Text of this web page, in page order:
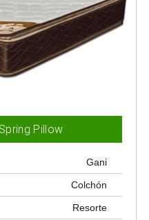
Pillow
Gani
Colchón
Resorte